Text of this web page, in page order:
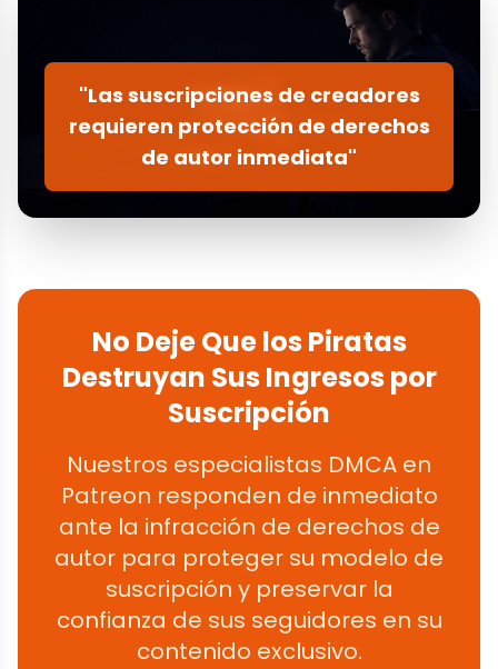
"Las suscripciones de creadores
requieren protección de derechos
de autor inmediata"
No Deje Que los Piratas
Destruyan Sus Ingresos por
Suscripción
Nuestros especialistas DMCA en
Patreon responden de inmediato
ante la infracción de derechos de
autor para proteger su modelo de
suscripción y preservar la
confianza de sus seguidores en su
contenido exclusivo.